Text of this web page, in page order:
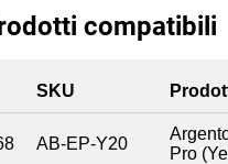
compatibili
SKU
AB-EP-Y20
Pro